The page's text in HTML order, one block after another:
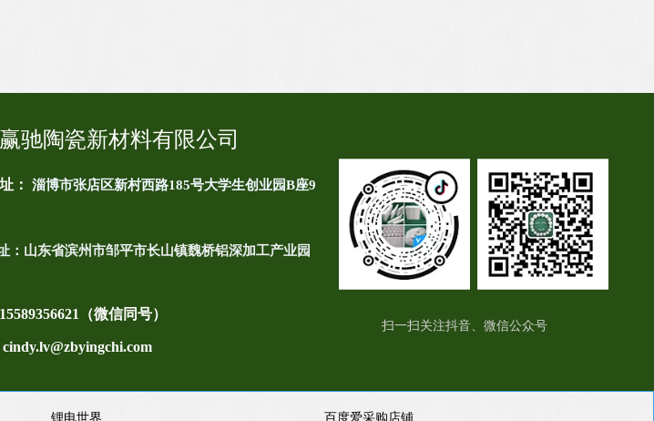
驰陶瓷新材料有限公司
： 淄博市张店区新村西路185号大学生创业园B座9
： 山东省滨州市邹平市长山镇魏桥铝深加工产业园
15589356621（微信同号）
扫一扫关注抖音、微信公众号
锂电世界 百度爱采购店铺